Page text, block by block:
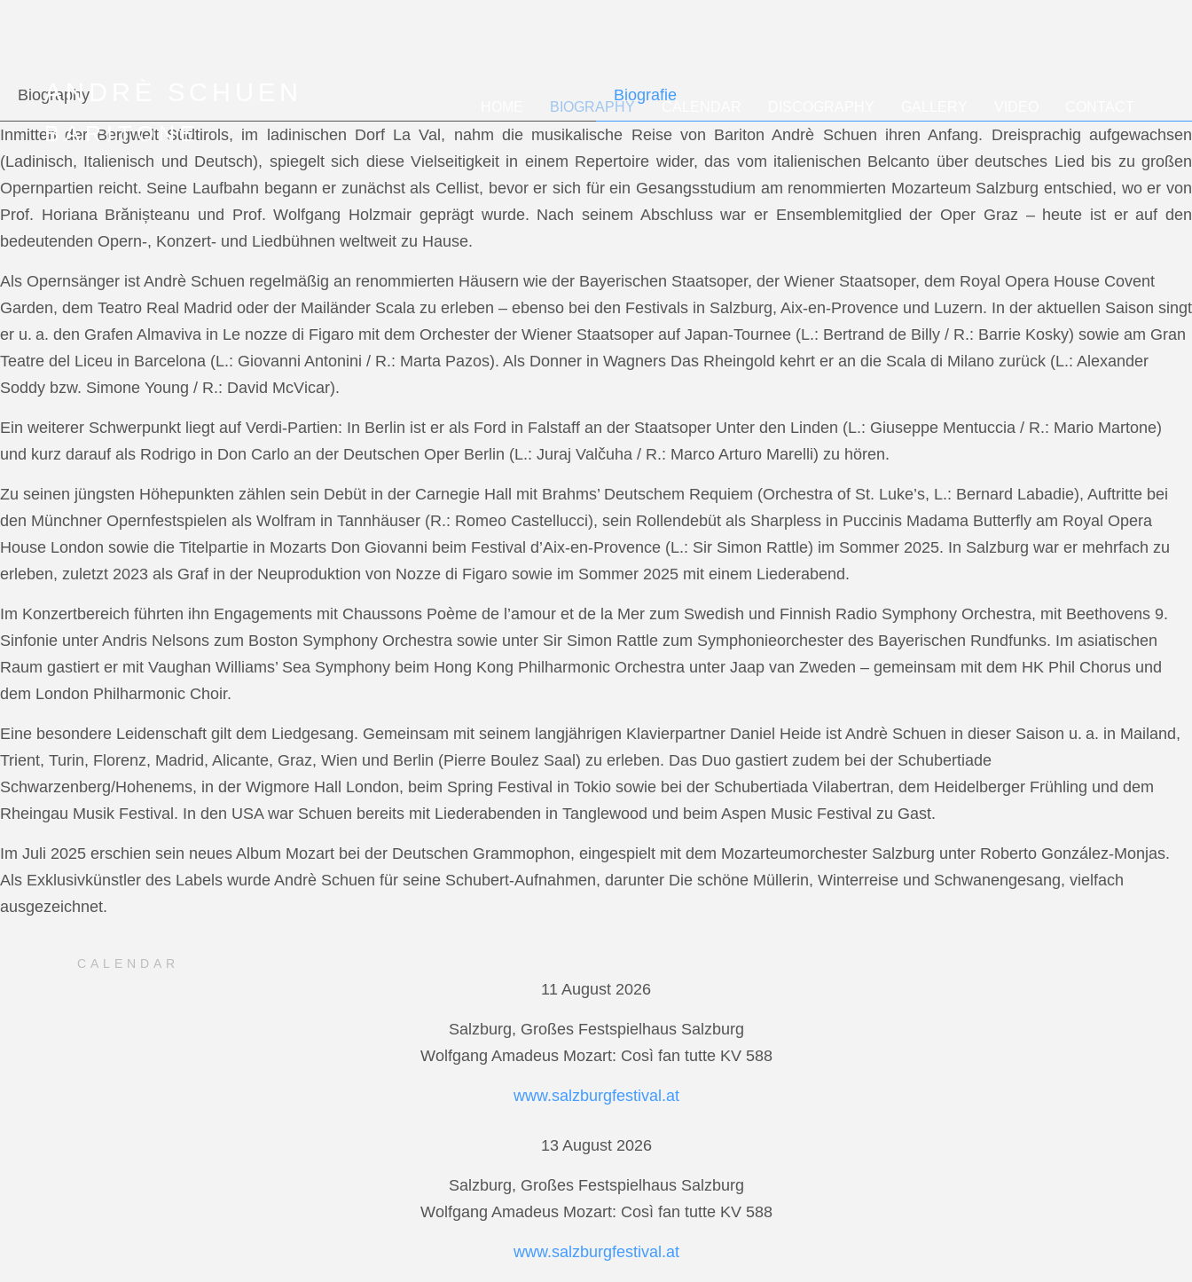
ANDRÈ SCHUEN
BARITONE
BIOGRAPHY
Biography Biografie
Inmitten der Bergwelt Südtirols, im ladinischen Dorf La Val, nahm die musikalische Reise von Bariton Andrè Schuen ihren Anfang. Dreisprachig aufgewachsen
(Ladinisch, Italienisch und Deutsch), spiegelt sich diese Vielseitigkeit in einem Repertoire wider, das vom italienischen Belcanto über deutsches Lied bis zu großen
Opernpartien reicht. Seine Laufbahn begann er zunächst als Cellist, bevor er sich für ein Gesangsstudium am renommierten Mozarteum Salzburg entschied, wo er von
Prof. Horiana Brănișteanu und Prof. Wolfgang Holzmair geprägt wurde. Nach seinem Abschluss war er Ensemblemitglied der Oper Graz – heute ist er auf den
bedeutenden Opern-, Konzert- und Liedbühnen weltweit zu Hause.
Als Opernsänger ist Andrè Schuen regelmäßig an renommierten Häusern wie der Bayerischen Staatsoper, der Wiener Staatsoper, dem Royal Opera House Covent
Garden, dem Teatro Real Madrid oder der Mailänder Scala zu erleben – ebenso bei den Festivals in Salzburg, Aix-en-Provence und Luzern. In der aktuellen Saison singt
er u. a. den Grafen Almaviva in Le nozze di Figaro mit dem Orchester der Wiener Staatsoper auf Japan-Tournee (L.: Bertrand de Billy / R.: Barrie Kosky) sowie am Gran
Teatre del Liceu in Barcelona (L.: Giovanni Antonini / R.: Marta Pazos). Als Donner in Wagners Das Rheingold kehrt er an die Scala di Milano zurück (L.: Alexander
Soddy bzw. Simone Young / R.: David McVicar).
Ein weiterer Schwerpunkt liegt auf Verdi-Partien: In Berlin ist er als Ford in Falstaff an der Staatsoper Unter den Linden (L.: Giuseppe Mentuccia / R.: Mario Martone)
und kurz darauf als Rodrigo in Don Carlo an der Deutschen Oper Berlin (L.: Juraj Valčuha / R.: Marco Arturo Marelli) zu hören.
Zu seinen jüngsten Höhepunkten zählen sein Debüt in der Carnegie Hall mit Brahms’ Deutschem Requiem (Orchestra of St. Luke’s, L.: Bernard Labadie), Auftritte bei
den Münchner Opernfestspielen als Wolfram in Tannhäuser (R.: Romeo Castellucci), sein Rollendebüt als Sharpless in Puccinis Madama Butterfly am Royal Opera
House London sowie die Titelpartie in Mozarts Don Giovanni beim Festival d’Aix-en-Provence (L.: Sir Simon Rattle) im Sommer 2025. In Salzburg war er mehrfach zu
erleben, zuletzt 2023 als Graf in der Neuproduktion von Nozze di Figaro sowie im Sommer 2025 mit einem Liederabend.
Im Konzertbereich führten ihn Engagements mit Chaussons Poème de l’amour et de la Mer zum Swedish und Finnish Radio Symphony Orchestra, mit Beethovens 9.
Sinfonie unter Andris Nelsons zum Boston Symphony Orchestra sowie unter Sir Simon Rattle zum Symphonieorchester des Bayerischen Rundfunks. Im asiatischen
Raum gastiert er mit Vaughan Williams’ Sea Symphony beim Hong Kong Philharmonic Orchestra unter Jaap van Zweden – gemeinsam mit dem HK Phil Chorus und
dem London Philharmonic Choir.
Eine besondere Leidenschaft gilt dem Liedgesang. Gemeinsam mit seinem langjährigen Klavierpartner Daniel Heide ist Andrè Schuen in dieser Saison u. a. in Mailand,
Trient, Turin, Florenz, Madrid, Alicante, Graz, Wien und Berlin (Pierre Boulez Saal) zu erleben. Das Duo gastiert zudem bei der Schubertiade
Schwarzenberg/Hohenems, in der Wigmore Hall London, beim Spring Festival in Tokio sowie bei der Schubertiada Vilabertran, dem Heidelberger Frühling und dem
Rheingau Musik Festival. In den USA war Schuen bereits mit Liederabenden in Tanglewood und beim Aspen Music Festival zu Gast.
Im Juli 2025 erschien sein neues Album Mozart bei der Deutschen Grammophon, eingespielt mit dem Mozarteumorchester Salzburg unter Roberto González-Monjas.
Als Exklusivkünstler des Labels wurde Andrè Schuen für seine Schubert-Aufnahmen, darunter Die schöne Müllerin, Winterreise und Schwanengesang, vielfach
ausgezeichnet.
CALENDAR
11 August 2026
Salzburg, Großes Festspielhaus Salzburg
Wolfgang Amadeus Mozart: Così fan tutte KV 588
www.salzburgfestival.at
13 August 2026
Salzburg, Großes Festspielhaus Salzburg
Wolfgang Amadeus Mozart: Così fan tutte KV 588
www.salzburgfestival.at